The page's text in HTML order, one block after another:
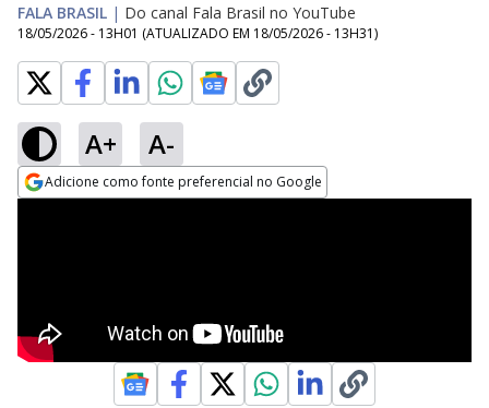
FALA BRASIL | Do canal Fala Brasil no YouTube
18/05/2026 - 13H01 (ATUALIZADO EM 18/05/2026 - 13H31)
A+ A-
Adicione como fonte preferencial no Google